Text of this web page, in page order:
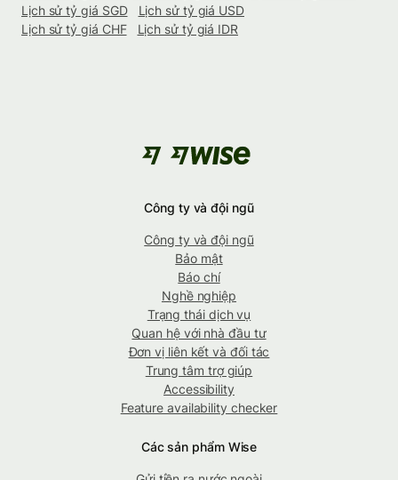
Lịch sử tỷ giá SGD
Lịch sử tỷ giá USD
Lịch sử tỷ giá CHF
Lịch sử tỷ giá IDR
Công ty và đội ngũ
Công ty và đội ngũ
Bảo mật
Báo chí
Nghề nghiệp
Trạng thái dịch vụ
Quan hệ với nhà đầu tư
Đơn vị liên kết và đối tác
Trung tâm trợ giúp
Accessibility
Feature availability checker
Các sản phẩm Wise